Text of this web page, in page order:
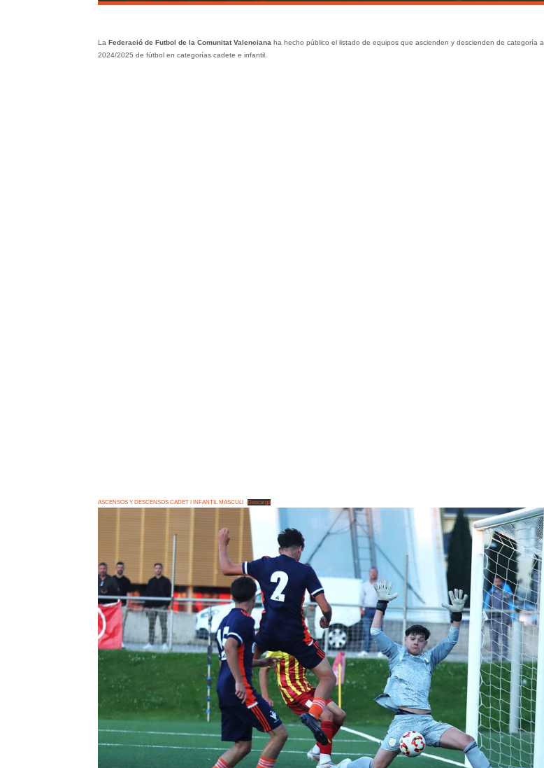
La Federació de Futbol de la Comunitat Valenciana ha hecho público el listado de equipos que ascienden y descienden de categoría
2024/2025 de fútbol en categorías cadete e infantil.
ASCENSOS Y DESCENSOS CADET I INFANTIL MASCULI Descarga